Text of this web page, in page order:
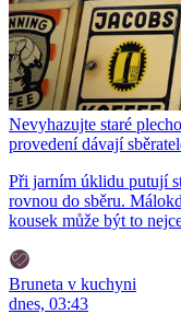
Nevyhazujte staré
provedení dávají
Při jarním úklidu putují
rovnou do sběru.
kousek může být to
Bruneta v kuchyni
dnes, 03:43